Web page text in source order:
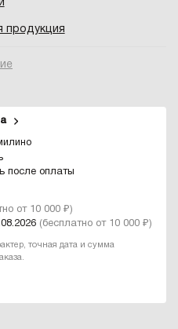
продукция
после оплаты
от 10 000 ₽)
(бесплатно от 10 000 ₽)
точная дата и сумма